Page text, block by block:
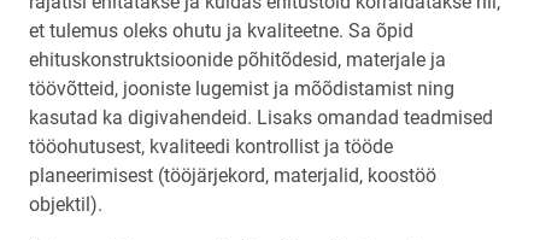
et tulemus oleks ohutu ja kvaliteetne. Sa õpid
ehituskonstruktsioonide põhitõdesid, materjale ja
töövõtteid, jooniste lugemist ja mõõdistamist ning
kasutad ka digivahendeid. Lisaks omandad teadmised
tööohutusest, kvaliteedi kontrollist ja tööde
planeerimisest (tööjärjekord, materjalid, koostöö
objektil).